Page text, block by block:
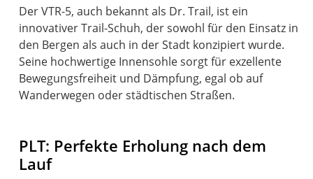
Der VTR-5, auch bekannt als Dr. Trail, ist ein
innovativer Trail-Schuh, der sowohl für den Einsatz in
den Bergen als auch in der Stadt konzipiert wurde.
Seine hochwertige Innensohle sorgt für exzellente
Bewegungsfreiheit und Dämpfung, egal ob auf
Wanderwegen oder städtischen Straßen.
PLT: Perfekte Erholung nach dem
Lauf